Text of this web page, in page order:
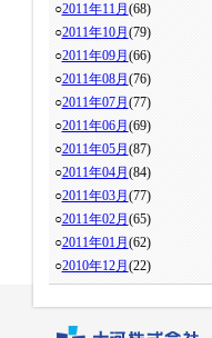
○2011年11月 (68)
○2011年10月 (79)
○2011年09月 (66)
○2011年08月 (76)
○2011年07月 (77)
○2011年06月 (69)
○2011年05月 (87)
○2011年04月 (84)
○2011年03月 (77)
○2011年02月 (65)
○2011年01月 (62)
○2010年12月 (22)